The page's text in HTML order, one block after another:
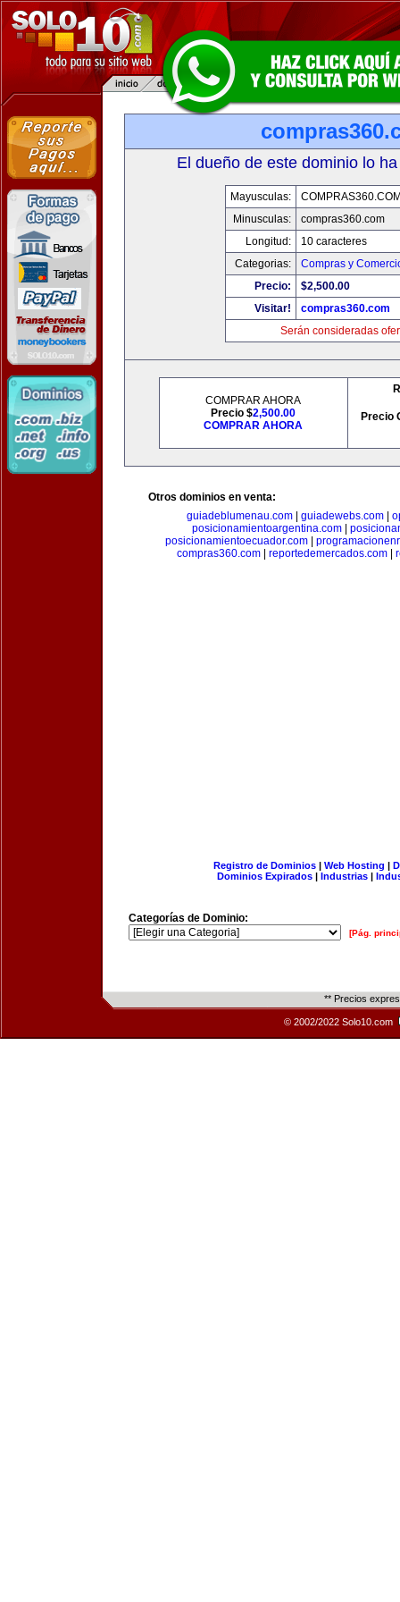
El dueño de este dominio lo
Mayusculas:
Minusculas:
compras360.com
Longitud:
10 caracteres
Categorias:
Compras y
Precio:
$2,500.00
Visitar!
compras360.com
Serán consideradas
COMPRAR AHORA
Precio $2,500.00
COMPRAR AHORA
Precio
Otros dominios en venta:
guiadeblumenau.com| guiadewebs.com|
posicionamientoargentina.com|
posicionamientoecuador.com
compras360.com
reportedemercados.com
Registro de Dominios| Web Hosting |
Dominios Expirados | Industrias |
Categorías de Dominio:
[Pág.
** Precios
© 2002/2022 Solo10.com